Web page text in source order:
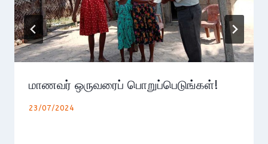
மாணவர் ஒருவரைப் பொறுப்பெடுங்கள்!
23/07/2024